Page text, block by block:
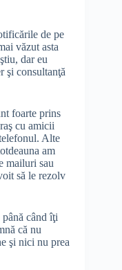
de pe
văzut asta
dar eu
şi consultanţă
foarte prins
cu amicii
Alte
am
mailuri sau
să le rezolv
până când îţi
că nu
şi nici nu prea